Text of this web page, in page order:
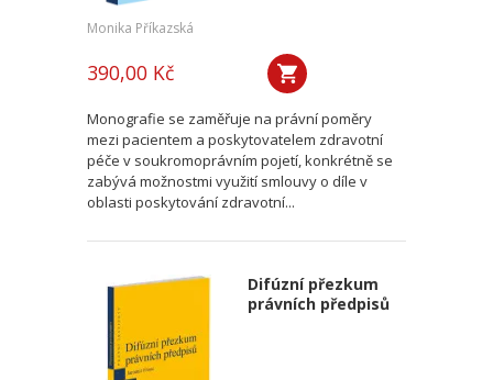
Monika Příkazská
390,00 Kč
Monografie se zaměřuje na právní poměry
mezi pacientem a poskytovatelem zdravotní
péče v soukromoprávním pojetí, konkrétně se
zabývá možnostmi využití smlouvy o díle v
oblasti poskytování zdravotní...
Difúzní přezkum
právních předpisů